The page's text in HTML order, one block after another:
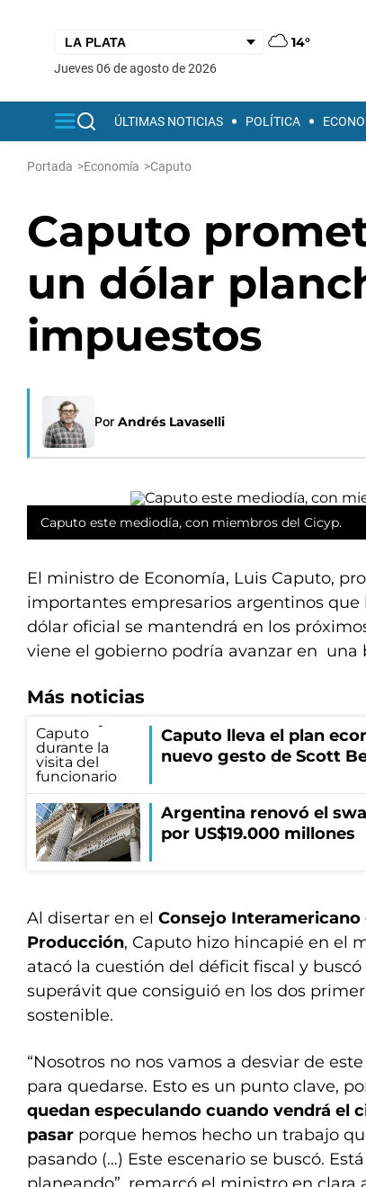
14°
jueves 06 de agosto de 2026
ÚLTIMAS NOTICIAS POLÍTICA
Portada >Economía >Caputo
Caputo
un dólar
impuestos
Por Andrés Lavaselli
Caputo este mediodía, con miembros del Cicyp.
El ministro de Economía, Luis Caputo,
importantes empresarios argentinos
dólar oficial se mantendrá en los
viene el gobierno podría avanzar en una
Más noticias
Caputo lleva el plan
nuevo gesto de Scott
Argentina renovó el
por US$19.000 millones
Al disertar en el Consejo Interamericano
Producción, Caputo hizo hincapié en el
atacó la cuestión del déficit fiscal y
superávit que consiguió en los dos
sostenible.
“Nosotros no nos vamos a desviar de
para quedarse. Esto es un punto clave,
quedan especulando cuando vendrá el
pasar porque hemos hecho un trabajo
pasando (…) Este escenario se buscó.